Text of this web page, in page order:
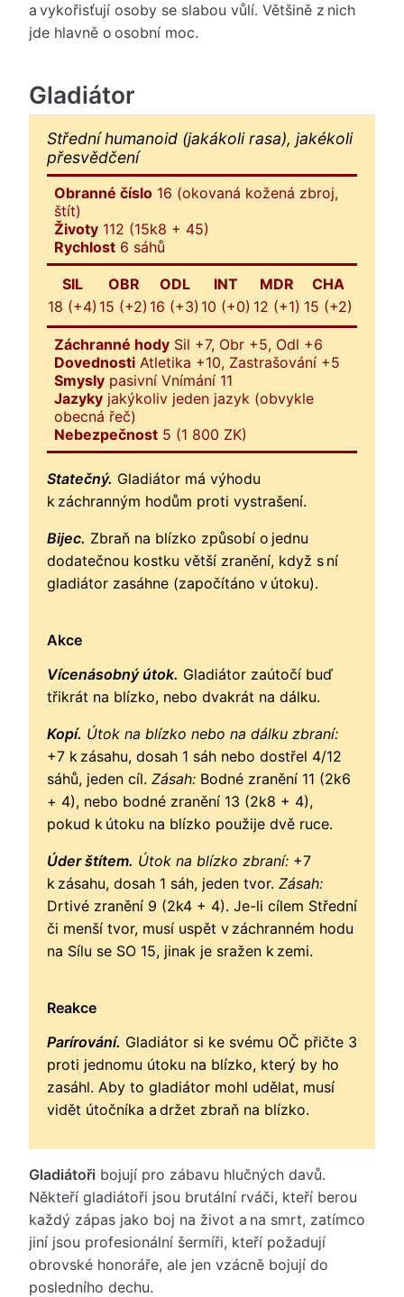
a vykořisťují osoby se slabou vůlí. Většině z nich
jde hlavně o osobní moc.
Gladiátor
Střední humanoid (jakákoli rasa), jakékoli
přesvědčení
Obranné číslo 16 (okovaná kožená zbroj,
štít)
Životy 112 (15k8 + 45)
Rychlost 6 sáhů
SIL
18 (+4)
OBR
15 (+2)
ODL
16 (+3)
INT
10 (+0)
MDR
12 (+1)
CHA
15 (+2)
Záchranné hody Sil +7, Obr +5, Odl +6
Dovednosti Atletika +10, Zastrašování +5
Smysly pasivní Vnímání 11
Jazyky jakýkoliv jeden jazyk (obvykle
obecná řeč)
Nebezpečnost 5 (1 800 ZK)
Statečný. Gladiátor má výhodu
k záchranným hodům proti vystrašení.
Bijec. Zbraň na blízko způsobí o jednu
dodatečnou kostku větší zranění, když s ní
gladiátor zasáhne (započítáno v útoku).
Akce
Vícenásobný útok. Gladiátor zaútočí buď
třikrát na blízko, nebo dvakrát na dálku.
Kopí. Útok na blízko nebo na dálku zbraní:
+7 k zásahu, dosah 1 sáh nebo dostřel 4/12
sáhů, jeden cíl. Zásah: Bodné zranění 11 (2k6
+ 4), nebo bodné zranění 13 (2k8 + 4),
pokud k útoku na blízko použije dvě ruce.
Úder štítem. Útok na blízko zbraní: +7
k zásahu, dosah 1 sáh, jeden tvor. Zásah:
Drtivé zranění 9 (2k4 + 4). Je-li cílem Střední
či menší tvor, musí uspět v záchranném hodu
na Sílu se SO 15, jinak je sražen k zemi.
Reakce
Parírování. Gladiátor si ke svému OČ přičte 3
proti jednomu útoku na blízko, který by ho
zasáhl. Aby to gladiátor mohl udělat, musí
vidět útočníka a držet zbraň na blízko.
Gladiátoři bojují pro zábavu hlučných davů.
Někteří gladiátoři jsou brutální rváči, kteří berou
každý zápas jako boj na život a na smrt, zatímco
jiní jsou profesionální šermíři, kteří požadují
obrovské honoráře, ale jen vzácně bojují do
posledního dechu.